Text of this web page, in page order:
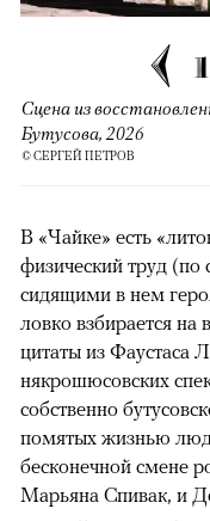
1
Сцена из
Бутусова, 2026
© СЕРГЕЙ ПЕТРОВ
В «Чайке» есть
физический труд (по
сидящими в нем
ловко взбирается
цитаты из Фаустаса
някрошюсовских
собственно
помятых жизнью
бесконечной смене
Марьяна Спивак, и